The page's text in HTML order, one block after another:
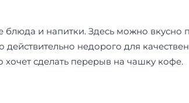
блюда и напитки. Здесь можно
действительно недорого для
хочет сделать перерыв на чашку кофе.